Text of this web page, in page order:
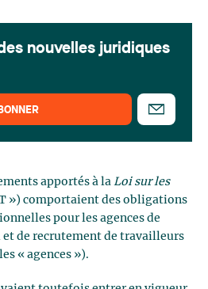
apportés à la Loi sur les
») comportaient des obligations
pour les agences de
et de recrutement de travailleurs
« agences »).
nouvelles juridiques